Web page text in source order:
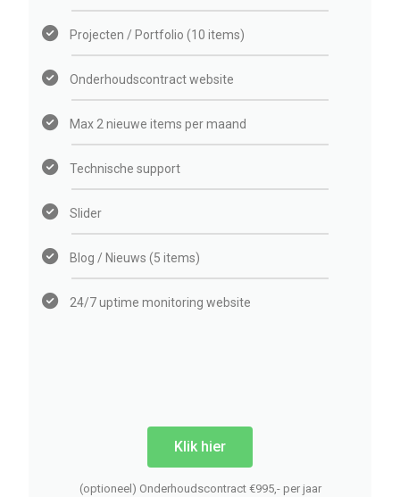
Projecten / Portfolio (10 items)
Onderhoudscontract website
Max 2 nieuwe items per maand
Technische support
Slider
Blog / Nieuws (5 items)
24/7 uptime monitoring website
Klik hier
(optioneel) Onderhoudscontract €995,- per jaar